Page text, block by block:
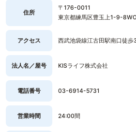
住所
〒176-0011
東京都練馬区豊玉上1-9-
アクセス 西武池袋線江古田駅南口徒歩
法人名／屋号 KISライフ株式会社
電話番号 03-6914-5731
営業時間 24:00間